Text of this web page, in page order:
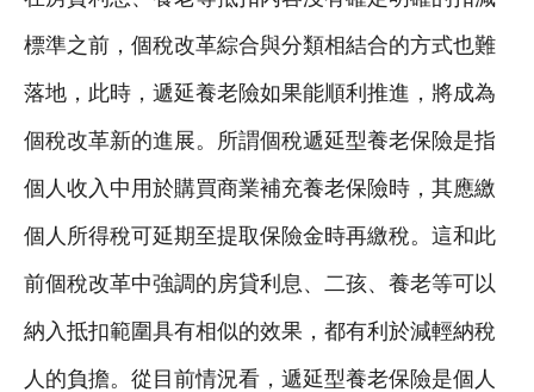
標準之前，個稅改革綜合與分類相結合的方式也難
落地，此時，遞延養老險如果能順利推進，將成為
個稅改革新的進展。所謂個稅遞延型養老保險是指
個人收入中用於購買商業補充養老保險時，其應繳
個人所得稅可延期至提取保險金時再繳稅。這和此
前個稅改革中強調的房貸利息、二孩、養老等可以
納入抵扣範圍具有相似的效果，都有利於減輕納稅
人的負擔。從目前情況看，遞延型養老保險是個人